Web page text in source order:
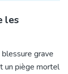
les
grave
un piège mortel